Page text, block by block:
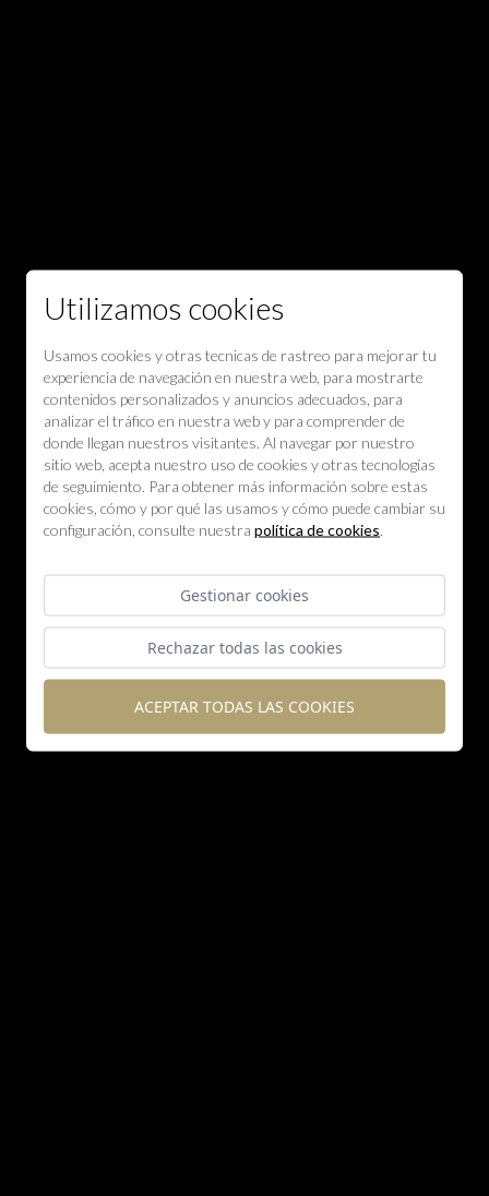
Utilizamos cookies
Usamos cookies y otras tecnicas de rastreo para mejorar tu
experiencia de navegación en nuestra web, para mostrarte
contenidos personalizados y anuncios adecuados, para
analizar el tráfico en nuestra web y para comprender de
donde llegan nuestros visitantes. Al navegar por nuestro
sitio web, acepta nuestro uso de cookies y otras tecnologías
de seguimiento. Para obtener más información sobre estas
cookies, cómo y por qué las usamos y cómo puede cambiar su
configuración, consulte nuestra política de cookies
Gestionar cookies
Rechazar todas las cookies
ACEPTAR TODAS LAS COOKIES